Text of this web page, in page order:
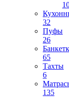
32
Пуфы
26
65
Тахты
6
135